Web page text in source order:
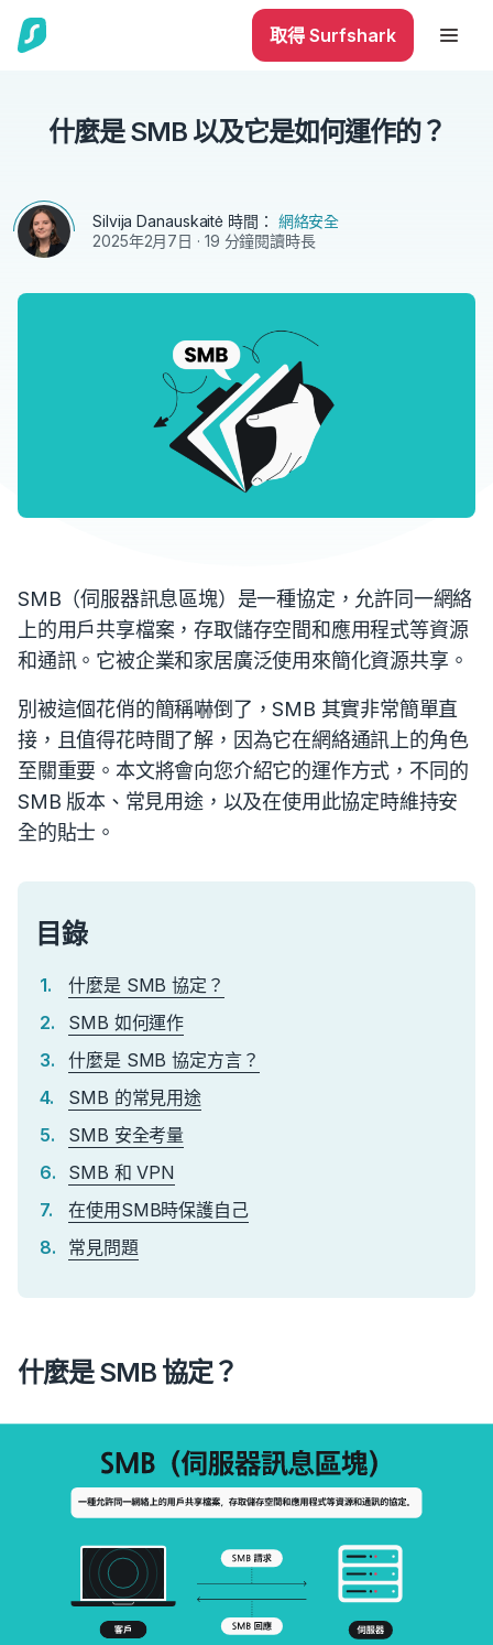
取得 Surfshark
什麼是 SMB 以及它是如何運作的？
Silvija Danauskaitė 時間： 網絡安全
2025年2月7日 · 19 分鐘閱讀時長
SMB（伺服器訊息區塊）是一種協定，允許同一網絡
上的用戶共享檔案，存取儲存空間和應用程式等資源
和通訊。它被企業和家居廣泛使用來簡化資源共享。
別被這個花俏的簡稱嚇倒了，SMB 其實非常簡單直
接，且值得花時間了解，因為它在網絡通訊上的角色
至關重要。本文將會向您介紹它的運作方式，不同的
SMB 版本、常見用途，以及在使用此協定時維持安
全的貼士。
目錄
什麼是 SMB 協定？
SMB 如何運作
什麼是 SMB 協定方言？
SMB 的常見用途
SMB 安全考量
SMB 和 VPN
在使用SMB時保護自己
常見問題
什麼是 SMB 協定？